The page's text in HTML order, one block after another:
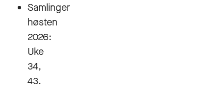
Samlinger
høsten
2026:
Uke
34,
43.